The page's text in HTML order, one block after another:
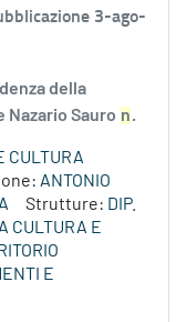
3-ago-
della
Nazario Sauro n.
CULTURA
ANTONIO
Strutture: DIP.
CULTURA E
E